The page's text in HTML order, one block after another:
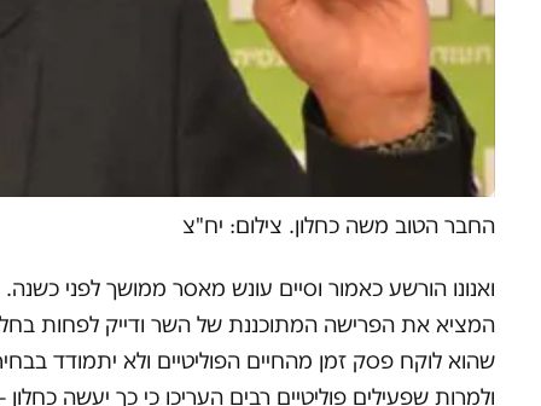
החבר הטוב משה כחלון. צילום: יח"צ
ואנונו הורשע כאמור וסיים עונש מאסר ממושך לפני
המציא את הפרישה המתוכננת של השר ודייק לפחות
ולמרות שפעילים פוליטיים רבים העריכו כי כך יעשה